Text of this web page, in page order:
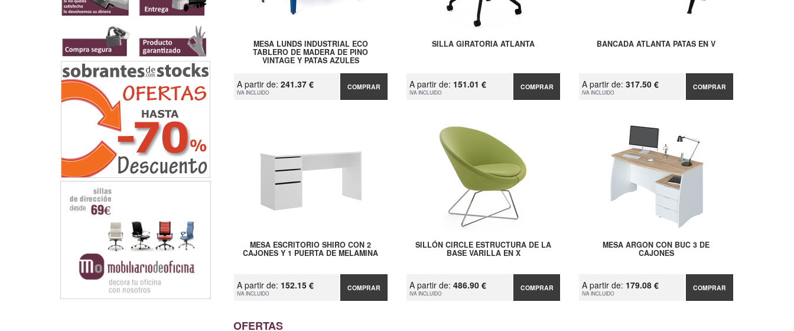
MESA LUNDS INDUSTRIAL ECO
TABLERO DE MADERA DE PINO
VINTAGE Y PATAS AZULES
A partir de: 241.37 €
IVA INCLUIDO
COMPRAR
SILLA GIRATORIA ATLANTA
A partir de: 151.01 €
IVA INCLUIDO
COMPRAR
BANCADA ATLANTA PATAS EN V
A partir de:317.50 €
IVA INCLUIDO
COMPRAR
MESA ESCRITORIO SHIRO CON 2
CAJONES Y 1 PUERTA DE MELAMINA
A partir de: 152.15 €
IVA INCLUIDO
COMPRAR
SILLÓN CIRCLE ESTRUCTURA DE LA
BASE VARILLA EN X
A partir de: 486.90 €
IVA INCLUIDO
COMPRAR
MESA ARGON CON BUC 3 DE
CAJONES
A partir de: 179.08 €
IVA INCLUIDO
COMPRAR
OFERTAS